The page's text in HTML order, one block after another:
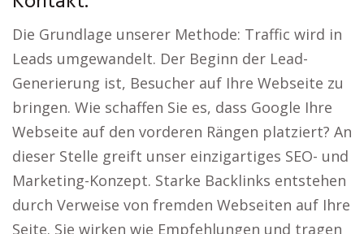
Die Grundlage unserer Methode: Traffic wird in
Leads umgewandelt. Der Beginn der Lead-
Generierung ist, Besucher auf Ihre Webseite zu
bringen. Wie schaffen Sie es, dass Google Ihre
Webseite auf den vorderen Rängen platziert? An
dieser Stelle greift unser einzigartiges SEO- und
Marketing-Konzept. Starke Backlinks entstehen
durch Verweise von fremden Webseiten auf Ihre
Seite. Sie wirken wie Empfehlungen und tragen